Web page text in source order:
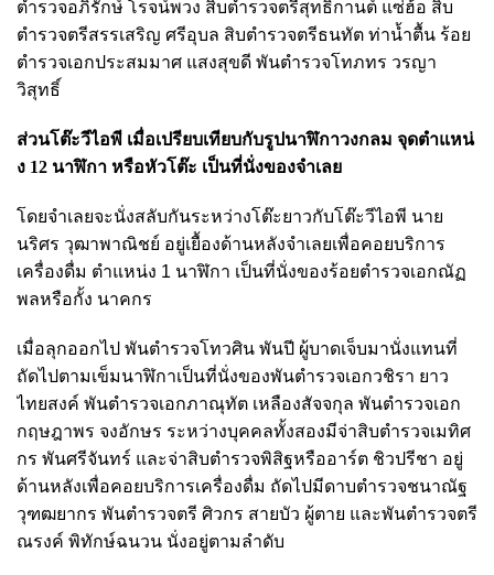
ตํารวจอภิรักษ์ โรจน์พวง สิบตํารวจตรีสุทธิกานต์ แซ่ฮ้อ สิบ
ตํารวจตรีสรรเสริญ ศรีอุบล สิบตํารวจตรีธนทัต ท่าน้ำตื้น ร้อย
ตํารวจเอกประสมมาศ แสงสุขดี พันตํารวจโทภทร วรญา
วิสุทธิ์
ส่วนโต๊ะวีไอพี เมื่อเปรียบเทียบกับรูปนาฬิกาวงกลม จุดตําแหน่
ง 12 นาฬิกา หรือหัวโต๊ะ เป็นที่นั่งของจําเลย
โดยจําเลยจะนั่งสลับกันระหว่างโต๊ะยาวกับโต๊ะวีไอพี นาย
นริศร วุฒาพาณิชย์ อยู่เยื้องด้านหลังจําเลยเพื่อคอยบริการ
เครื่องดื่ม ตําแหน่ง 1 นาฬิกา เป็นที่นั่งของร้อยตํารวจเอกณัฏ
พลหรือกั้ง นาคกร
เมื่อลุกออกไป พันตํารวจโทวศิน พันปี ผู้บาดเจ็บมานั่งแทนที่
ถัดไปตามเข็มนาฬิกาเป็นที่นั่งของพันตํารวจเอกวชิรา ยาว
ไทยสงค์ พันตํารวจเอกภาณุทัต เหลืองสัจจกุล พันตํารวจเอก
กฤษฎาพร จงอักษร ระหว่างบุคคลทั้งสองมีจ่าสิบตํารวจเมทิศ
กร พันศรีจันทร์ และจ่าสิบตํารวจพิสิฐหรืออาร์ต ชิวปรีชา อยู่
ด้านหลังเพื่อคอยบริการเครื่องดื่ม ถัดไปมีดาบตํารวจชนาณัฐ
วุฑฒยากร พันตํารวจตรี ศิวกร สายบัว ผู้ตาย และพันตํารวจตรี
ณรงค์ พิทักษ์ฉนวน นั่งอยู่ตามลําดับ